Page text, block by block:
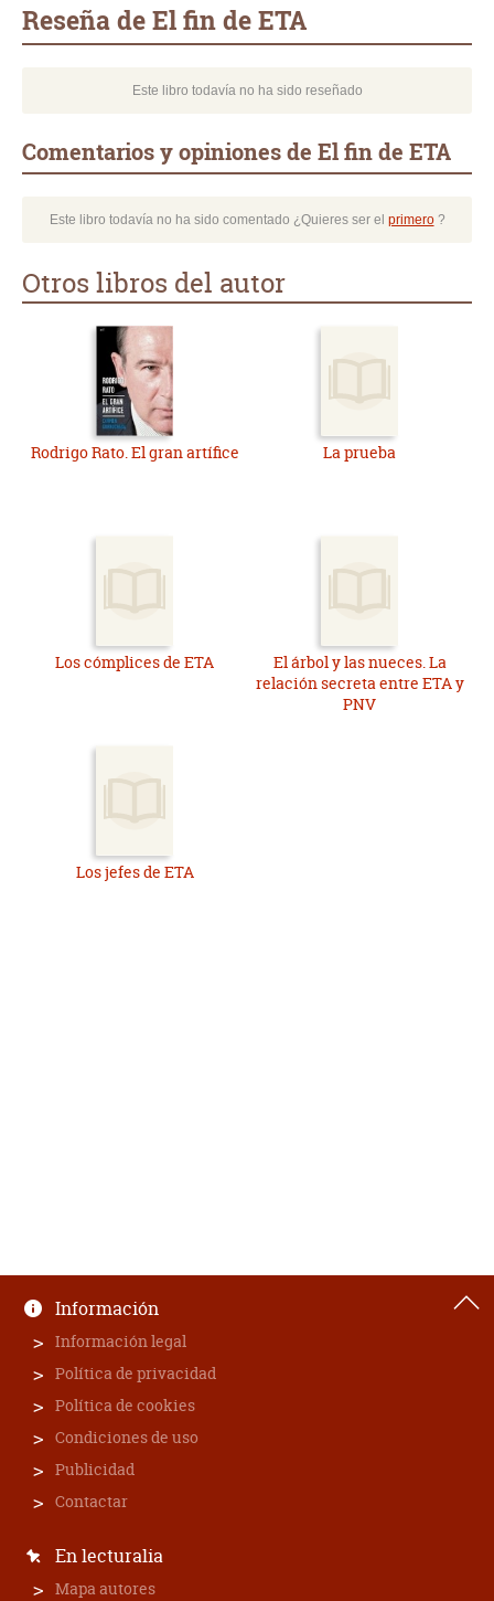
Reseña de El fin de ETA
Este libro todavía no ha sido reseñado
Comentarios y opiniones de El fin de ETA
Este libro todavía no ha sido comentado ¿Quieres ser el primero?
Otros libros del autor
Rodrigo Rato. El gran artífice La prueba
Los cómplices de ETA
El árbol y las nueces. La
relación secreta entre ETA y
PNV
Los jefes de ETA
Información
Información legal
Política de privacidad
Política de cookies
Condiciones de uso
Publicidad
Contactar
En lecturalia
Mapa autores